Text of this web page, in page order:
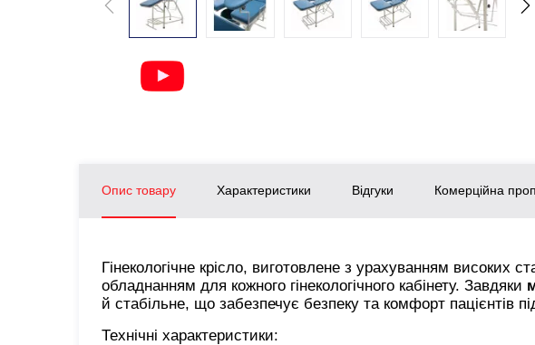
Опис товару Характеристики Відгуки Комерційна
Гінекологічне крісло, виготовлене з урахуванням високих
обладнанням для кожного гінекологічного кабінету. Завдяки
й стабільне, що забезпечує безпеку та комфорт пацієнтів
Технічні характеристики: